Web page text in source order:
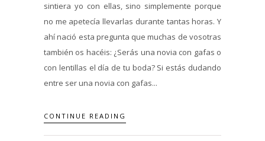
sintiera yo con ellas, sino simplemente porque
no me apetecía llevarlas durante tantas horas. Y
ahí nació esta pregunta que muchas de vosotras
también os hacéis: ¿Serás una novia con gafas o
con lentillas el día de tu boda? Si estás dudando
entre ser una novia con gafas...
CONTINUE READING